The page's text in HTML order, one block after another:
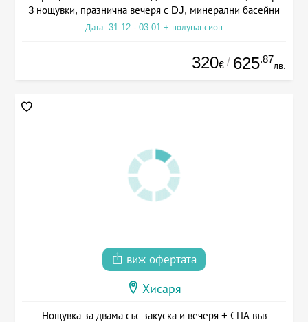
3 нощувки, празнична вечеря с DJ, минерални басейни
Дата: 31.12 - 03.01 + полупансион
320€ / 625.87
лв.
виж офертата
Хисаря
Нощувка за двама със закуска и вечеря + СПА във